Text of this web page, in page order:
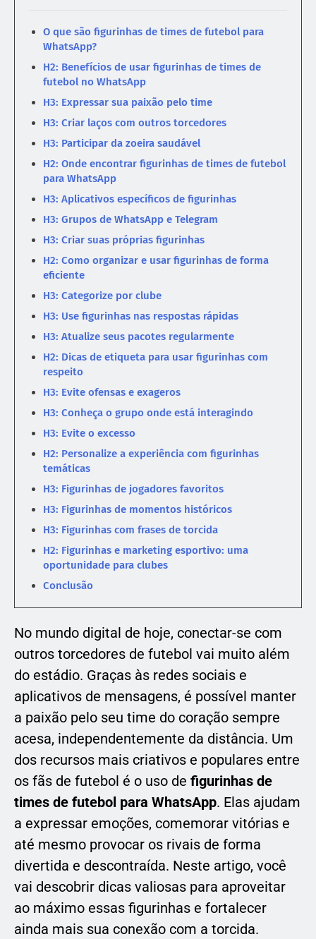
O que são figurinhas de times de futebol para
WhatsApp?
H2: Benefícios de usar figurinhas de times de
futebol no WhatsApp
H3: Expressar sua paixão pelo time
H3: Criar laços com outros torcedores
H3: Participar da zoeira saudável
H2: Onde encontrar figurinhas de times de futebol
para WhatsApp
H3: Aplicativos específicos de figurinhas
H3: Grupos de WhatsApp e Telegram
H3: Criar suas próprias figurinhas
H2: Como organizar e usar figurinhas de forma
eficiente
H3: Categorize por clube
H3: Use figurinhas nas respostas rápidas
H3: Atualize seus pacotes regularmente
H2: Dicas de etiqueta para usar figurinhas com
respeito
H3: Evite ofensas e exageros
H3: Conheça o grupo onde está interagindo
H3: Evite o excesso
H2: Personalize a experiência com figurinhas
temáticas
H3: Figurinhas de jogadores favoritos
H3: Figurinhas de momentos históricos
H3: Figurinhas com frases de torcida
H2: Figurinhas e marketing esportivo: uma
oportunidade para clubes
Conclusão
No mundo digital de hoje, conectar-se com
outros torcedores de futebol vai muito além
do estádio. Graças às redes sociais e
aplicativos de mensagens, é possível manter
a paixão pelo seu time do coração sempre
acesa, independentemente da distância. Um
dos recursos mais criativos e populares entre
os fãs de futebol é o uso de figurinhas de
times de futebol para WhatsApp. Elas ajudam
a expressar emoções, comemorar vitórias e
até mesmo provocar os rivais de forma
divertida e descontraída. Neste artigo, você
vai descobrir dicas valiosas para aproveitar
ao máximo essas figurinhas e fortalecer
ainda mais sua conexão com a torcida.